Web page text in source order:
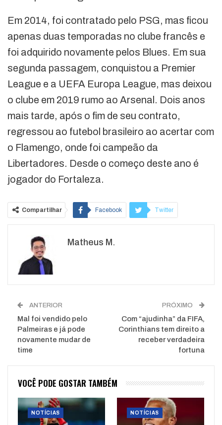
Em 2014, foi contratado pelo PSG, mas ficou
apenas duas temporadas no clube francês e
foi adquirido novamente pelos Blues. Em sua
segunda passagem, conquistou a Premier
League e a UEFA Europa League, mas deixou
o clube em 2019 rumo ao Arsenal. Dois anos
mais tarde, após o fim de seu contrato,
regressou ao futebol brasileiro ao acertar com
o Flamengo, onde foi campeão da
Libertadores. Desde o começo deste ano é
jogador do Fortaleza.
Compartilhar Facebook Twitter
WhatsApp
Matheus M.
ANTERIOR
Mal foi vendido pelo
Palmeiras e já pode
novamente mudar de
time
PRÓXIMO
Com “ajudinha” da FIFA,
Corinthians tem direito a
receber verdadeira
fortuna
VOCÊ PODE GOSTAR TAMBÉM
NOTÍCIAS NOTÍCIAS